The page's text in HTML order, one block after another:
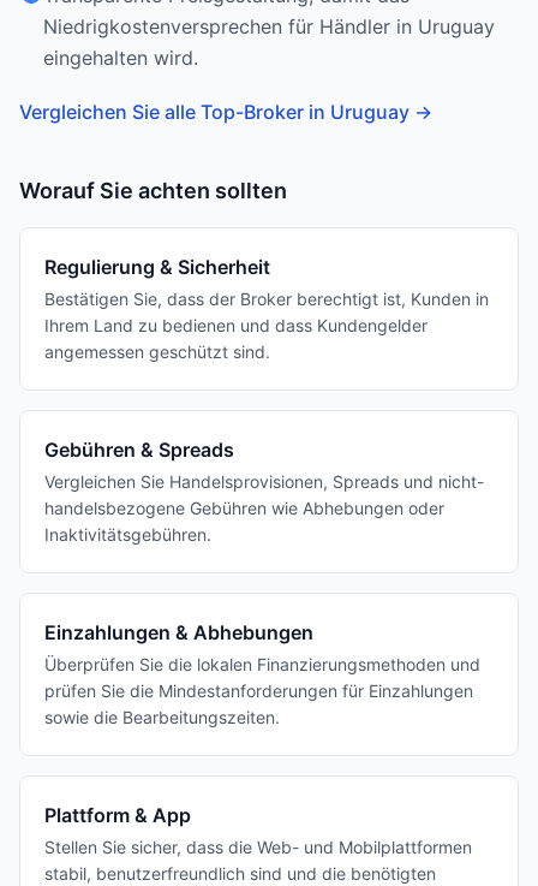
Niedrigkostenversprechen für Händler in Uruguay
eingehalten wird.
Vergleichen Sie alle Top-Broker in Uruguay →
Worauf Sie achten sollten
Regulierung & Sicherheit
Bestätigen Sie, dass der Broker berechtigt ist, Kunden in
Ihrem Land zu bedienen und dass Kundengelder
angemessen geschützt sind.
Gebühren & Spreads
Vergleichen Sie Handelsprovisionen, Spreads und nicht-
handelsbezogene Gebühren wie Abhebungen oder
Inaktivitätsgebühren.
Einzahlungen & Abhebungen
Überprüfen Sie die lokalen Finanzierungsmethoden und
prüfen Sie die Mindestanforderungen für Einzahlungen
sowie die Bearbeitungszeiten.
Plattform & App
Stellen Sie sicher, dass die Web- und Mobilplattformen
stabil, benutzerfreundlich sind und die benötigten